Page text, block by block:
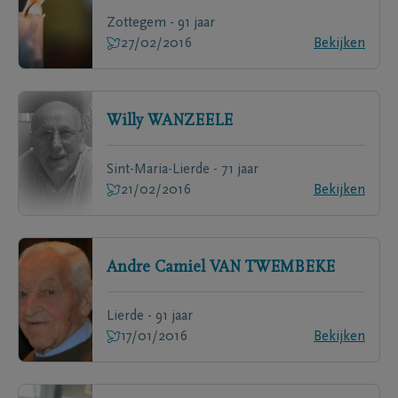
Zottegem - 91 jaar
27/02/2016
Bekijken
Willy WANZEELE
Sint-Maria-Lierde - 71 jaar
21/02/2016
Bekijken
Andre Camiel VAN TWEMBEKE
Lierde - 91 jaar
17/01/2016
Bekijken